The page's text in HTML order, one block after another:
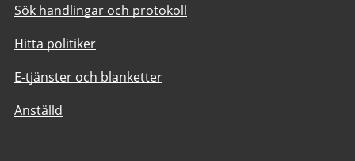
Sök handlingar och protokoll
Hitta politiker
E-tjänster och blanketter
Anställd